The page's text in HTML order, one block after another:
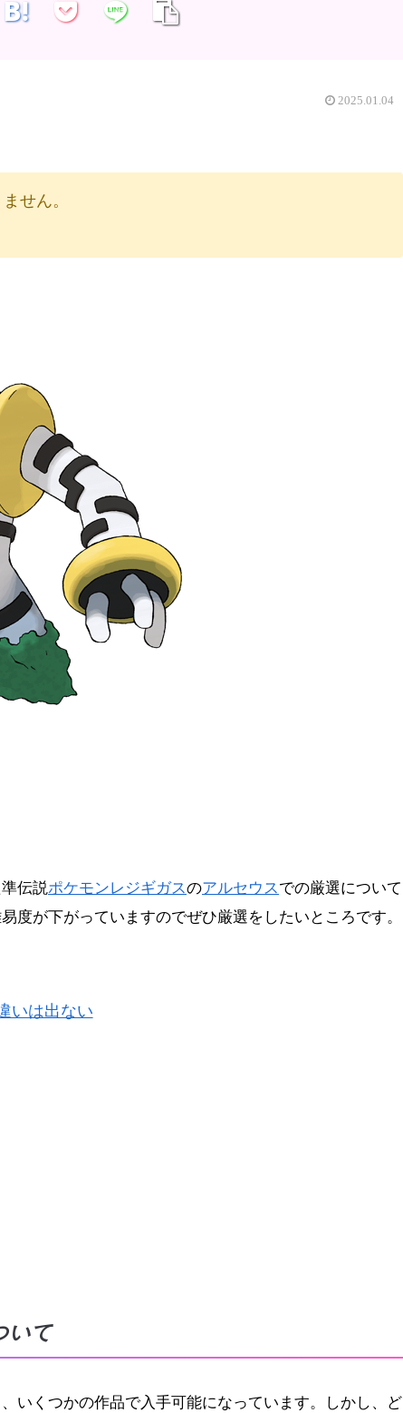
2025.01.04
せん。
伝説ポケモンレジギガスのアルセウスでの厳選について
度が下がっていますのでぜひ厳選をしたいところです。
いは出ない
いて
いくつかの作品で入手可能になっています。しかし、ど